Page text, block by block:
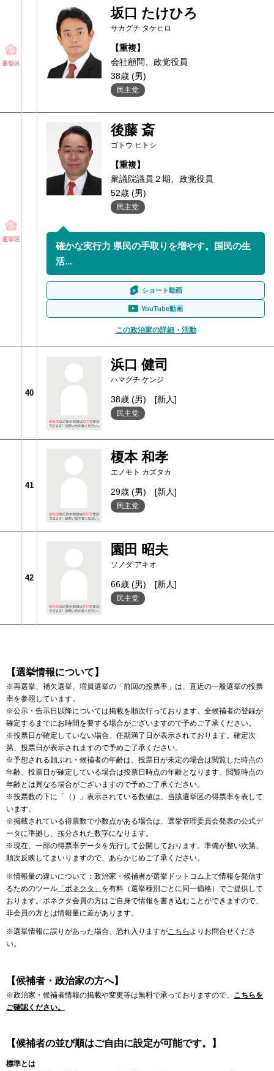
選挙区
坂口 たけひろ
サカグチ タケヒロ
【重複】
会社顧問、政党役員
38歳 (男)
民主党
選挙区
後藤 斎
ゴトウ ヒトシ
【重複】
衆議院議員２期、政党役員
52歳 (男)
民主党
確かな実行力 県民の手取りを増やす。国民の生
活...
ショート動画
YouTube動画
この政治家の詳細・活動
40
浜口 健司
ハマグチ ケンジ
38歳 (男) [新人]
民主党
41
榎本 和孝
エノモト カズタカ
29歳 (男) [新人]
民主党
42
園田 昭夫
ソノダ アキオ
66歳 (男) [新人]
民主党
【選挙情報について】
※再選挙、補欠選挙、増員選挙の「前回の投票率」は、直近の一般選挙の投票
率を参照しています。
※公示・告示日以降については掲載を順次行っております。全候補者の登録が
確定するまでにお時間を要する場合がございますので予めご了承ください。
※投票日が確定していない場合、任期満了日が表示されております。確定次
第、投票日が表示されますので予めご了承ください。
※予想される顔ぶれ・候補者の年齢は、投票日が未定の場合は閲覧した時点の
年齢、投票日が確定している場合は投票日時点の年齢となります。閲覧時点の
年齢とは異なる場合がございますので予めご了承ください。
※投票数の下に「（）」表示されている数値は、当該選挙区の得票率を表して
います。
※掲載されている得票数で小数点がある場合は、選挙管理委員会発表の公式デ
ータに準拠し、按分された数字になります。
※現在、一部の得票率データを先行して公開しております。準備が整い次第、
順次反映してまいりますので、あらかじめご了承ください。
※情報量の違いについて：政治家・候補者が選挙ドットコム上で情報を発信す
るためのツール 「ボネクタ」 を有料（選挙種別ごとに同一価格）でご提供して
おります。ボネクタ会員の方はご自身で情報を書き込むことができますので、
非会員の方とは情報量に差があります。
※選挙情報に誤りがあった場合、恐れ入りますがこちら よりお問合せくださ
い。
【候補者・政治家の方へ】
※政治家・候補者情報の掲載や変更等は無料で承っておりますので、 こちらを
ご確認ください。
【候補者の並び順はご自由に設定が可能です。】
標準とは